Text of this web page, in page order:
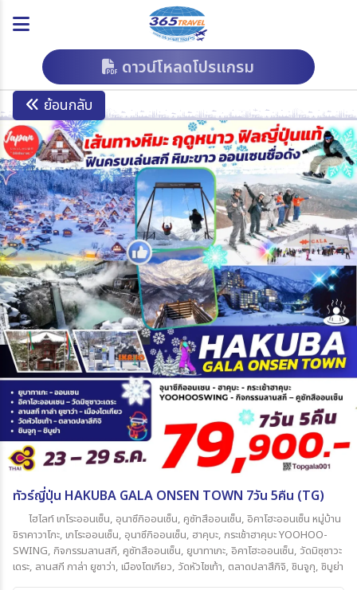
ดาวน์โหลดโปรแกรม
ย้อนกลับ
ทัวร์ญี่ปุ่น HAKUBA GALA ONSEN TOWN 7วัน 5คืน (TG)
ไฮไลท์ เกโระออนเซ็น, อุนาซึกิออนเซ็น, คูซัทสึออนเซ็น, อิคาโฮะออนเซ็น หมู่บ้าน
ชิราคาวาโกะ, เกโระออนเซ็น, อุนาซึกิออนเซ็น, ฮาคุบะ, กระเช้าฮาคุบะ YOOHOO-
SWING, กิจกรรมลานสกี, คูซัทสึออนเซ็น, ยูบาทาเกะ, อิคาโฮะออนเซ็น, วัดมิซุซาวะ
เดระ, ลานสกี กาล่า ยูซาว่า, เมืองโตเกียว, วัดหัวไชเท้า, ตลาดปลาสึกิจิ, ชินจูกุ, ชิบูย่า